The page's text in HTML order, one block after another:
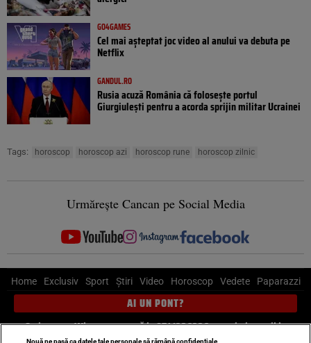
GO4GAMES
Cel mai așteptat joc video al anului va debuta pe
Netflix
GANDUL.RO
Rusia acuză România că folosește portul
Giurgiulești pentru a acorda sprijin militar Ucrainei
Tags: horoscop horoscop azi horoscop rune horoscop zilnic
Urmărește Cancan pe Social Media
Home Exclusiv Sport Știri Video Horoscop Vedete Paparazzi
AI UN PONT?
Scrie-ne pe Whatsapp, sună la 0741226226 sau trimite mail la
Nouă ne pasă ca datele tale personale să rămână confidențiale